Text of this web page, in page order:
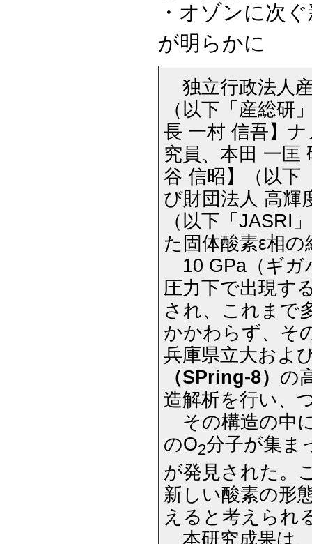
・オゾンに次
が明らかに
独立行政法人
（以下「産総研
長 一村 信吾】
究員、本田 一匡
谷 信昭】（以下
び財団法人 高輝
（以下「JASRI
た固体酸素ε相
10 GPa（ギガ
圧力下で出現す
され、これまで
かかわらず、そ
兵庫県立大およ
（SPring-8） の
造解析を行い、
その構造の中
のO2分子が集ま
が発見された。
新しい酸素の形
えると考えられ
本研究成果は